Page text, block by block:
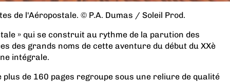
de l'Aéropostale. © P.A. Dumas / Soleil Prod.
» qui se construit au rythme de la parution des
des grands noms de cette aventure du début du XXè
intégrale.
plus de 160 pages regroupe sous une reliure de qualité